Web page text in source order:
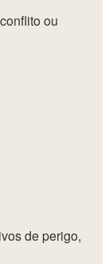
ou
de perigo,